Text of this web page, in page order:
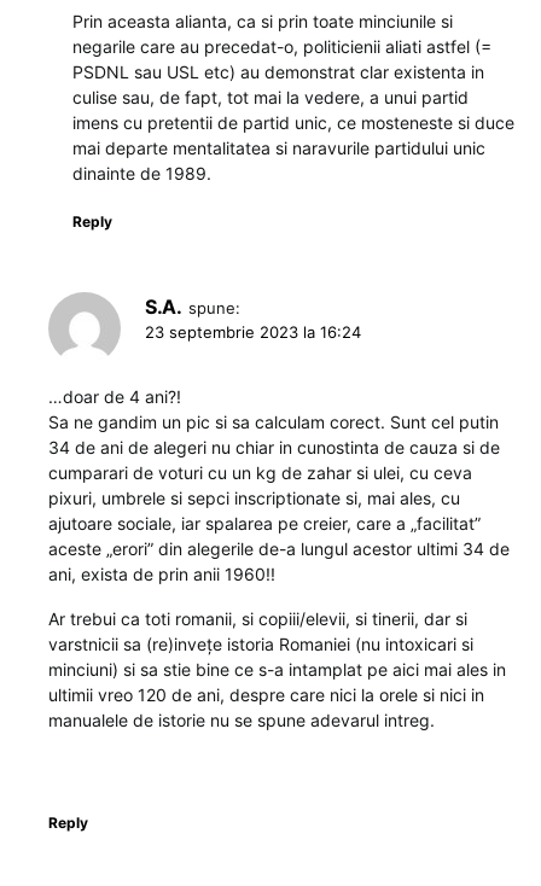
Prin aceasta alianta, ca si prin toate minciunile si
negarile care au precedat-o, politicienii aliati astfel (=
PSDNL sau USL etc) au demonstrat clar existenta in
culise sau, de fapt, tot mai la vedere, a unui partid
imens cu pretentii de partid unic, ce mosteneste si duce
mai departe mentalitatea si naravurile partidului unic
dinainte de 1989.
Reply
S.A. spune:
23 septembrie 2023 la 16:24
…doar de 4 ani?!
Sa ne gandim un pic si sa calculam corect. Sunt cel putin
34 de ani de alegeri nu chiar in cunostinta de cauza si de
cumparari de voturi cu un kg de zahar si ulei, cu ceva
pixuri, umbrele si sepci inscriptionate si, mai ales, cu
ajutoare sociale, iar spalarea pe creier, care a „facilitat”
aceste „erori” din alegerile de-a lungul acestor ultimi 34 de
ani, exista de prin anii 1960!!
Ar trebui ca toti romanii, si copiii/elevii, si tinerii, dar si
varstnicii sa (re)invețe istoria Romaniei (nu intoxicari si
minciuni) si sa stie bine ce s-a intamplat pe aici mai ales in
ultimii vreo 120 de ani, despre care nici la orele si nici in
manualele de istorie nu se spune adevarul intreg.
Reply